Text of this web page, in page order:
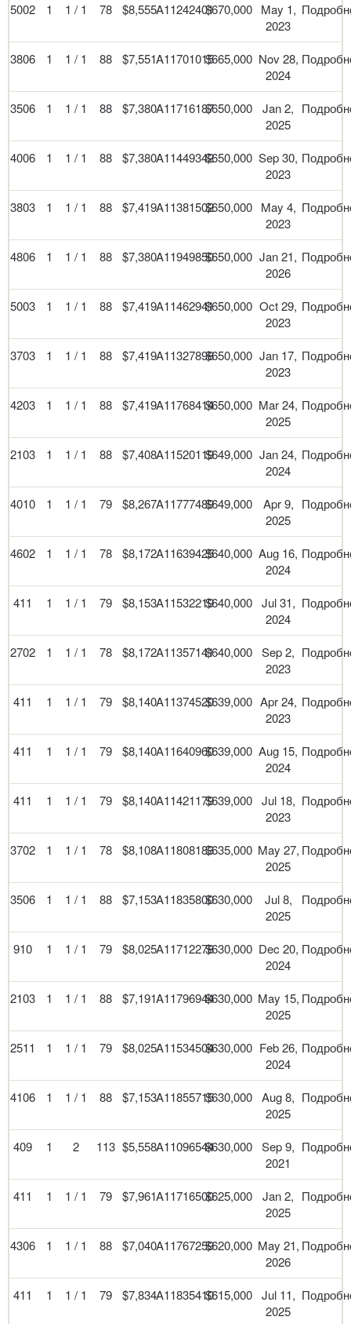
5002 1 1 / 1 78 $8,555A11242401$670,000 May 1,
2023
3806 1 1 / 1 88 $7,551A11701015$665,000 Nov 28,
2024
3506 1 1 / 1 88 $7,380A11716187$650,000
Jan 2,
2025
4006 1 1 / 1 88 $7,380A11449342$650,000 Sep 30,
2023
3803 1 1 / 1 88 $7,419A11381502$650,000 May 4,
2023
4806 1 1 / 1 88 $7,380A11949850$650,000 Jan 21,
2026
5003 1 1 / 1 88 $7,419A11462941$650,000 Oct 29,
2023
3703 1 1 / 1 88 $7,419A11327898$650,000 Jan 17,
2023
4203 1 1 / 1 88 $7,419A11768414$650,000 Mar 24,
2025
2103 1 1 / 1 88 $7,408A11520119$649,000 Jan 24,
2024
4010 1 1 / 1 79 $8,267A11777489$649,000
Apr 9,
2025
4602 1 1 / 1 78 $8,172A11639425$640,000 Aug 16,
2024
411 1 1 / 1 79 $8,153A11532219$640,000 Jul 31,
2024
2702 1 1 / 1 78 $8,172A11357141$640,000 Sep 2,
2023
411 1 1 / 1 79 $8,140A11374520$639,000 Apr 24,
2023
411 1 1 / 1 79 $8,140A11640960$639,000 Aug 15,
2024
411 1 1 / 1 79 $8,140A11421179$639,000 Jul 18,
2023
3702 1 1 / 1 78 $8,108A11808183$635,000 May 27,
2025
3506 1 1 / 1 88 $7,153A11835800$630,000
Jul 8,
2025
910 1 1 / 1 79 $8,025A11712278$630,000 Dec 20,
2024
2103 1 1 / 1 88 $7,191A11796944$630,000 May 15,
2025
2511 1 1 / 1 79 $8,025A11534504$630,000 Feb 26,
2024
4106 1 1 / 1 88 $7,153A11855715$630,000 Aug 8,
2025
409 1 2 113 $5,558A11096544$630,000 Sep 9,
2021
411 1 1 / 1 79 $7,961A11716500$625,000
Jan 2,
2025
4306 1 1 / 1 88 $7,040A11767259$620,000 May 21,
2026
411 1 1 / 1 79 $7,834A11835410$615,000 Jul 11,
2025